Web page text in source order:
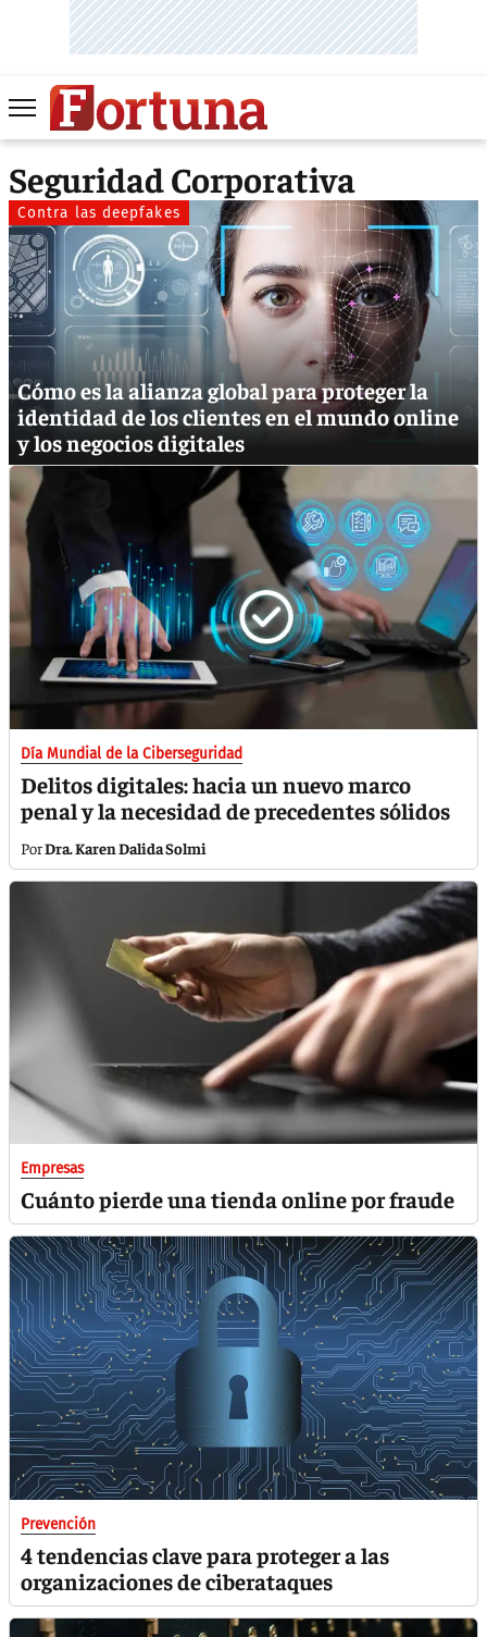
Seguridad Corporativa
Contra las deepfakes
Cómo es la alianza global para proteger la
identidad de los clientes en el mundo online
y los negocios digitales
Día Mundial de la Ciberseguridad
Delitos digitales: hacia un nuevo marco
penal y la necesidad de precedentes sólidos
Dra. Karen Dalida Solmi
Empresas
Cuánto pierde una tienda online por fraude
Prevención
4 tendencias clave para proteger a las
organizaciones de ciberataques